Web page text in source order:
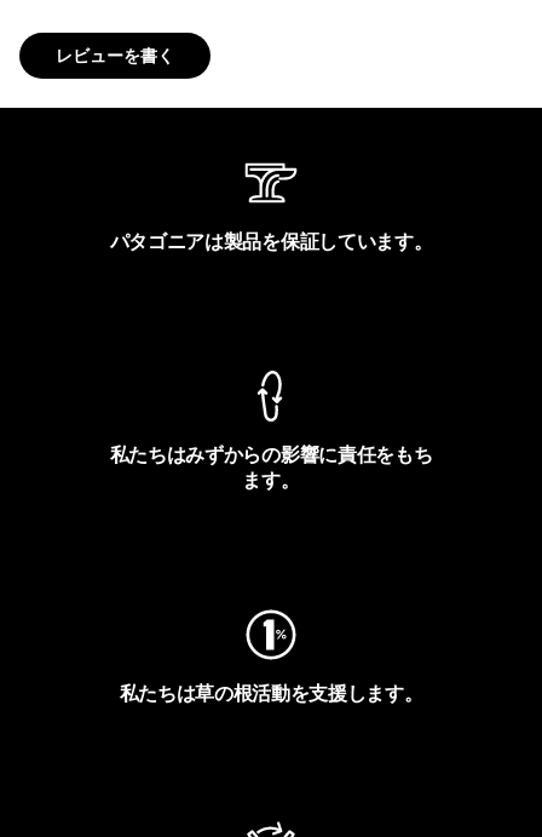
レビューを書く
パタゴニアは製品を保証しています。
私たちはみずからの影響に責任をもち
ます。
私たちは草の根活動を支援します。